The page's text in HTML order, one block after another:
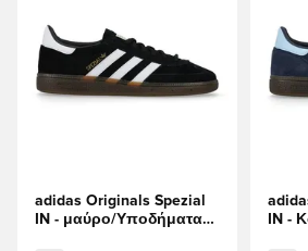
adidas Originals Spezial
IN - μαύρο/Υποδήματα
IN -